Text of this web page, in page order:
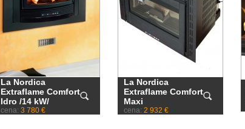
La Nordica
Extraflame Comfort
Idro /14 kW/
cena: 3 780 €
La Nordica
Extraflame Comfort
Maxi
cena: 2 932 €